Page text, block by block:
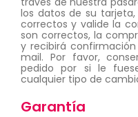
los datos de su
correctos y valide la
son correctos, la
y recibirá
mail. Por favor,
pedido por si le
cualquier tipo de
Garantía